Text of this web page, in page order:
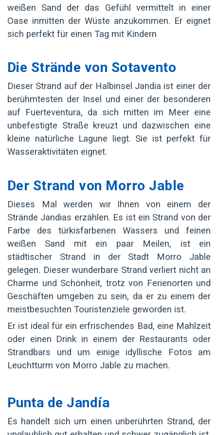
weißen Sand der das Gefühl vermittelt in einer
Oase inmitten der Wüste anzukommen. Er eignet
sich perfekt für einen Tag mit Kindern
Die Strände von Sotavento
Dieser Strand auf der Halbinsel Jandia ist einer der
berühmtesten der Insel und einer der besonderen
auf Fuerteventura, da sich mitten im Meer eine
unbefestigte Straße kreuzt und dazwischen eine
kleine natürliche Lagune liegt. Sie ist perfekt für
Wasseraktivitäten eignet.
Der Strand von Morro Jable
Dieses Mal werden wir Ihnen von einem der
Strände Jandias erzählen. Es ist ein Strand von der
Farbe des türkisfarbenen Wassers und feinen
weißen Sand mit ein paar Meilen, ist ein
städtischer Strand in der Stadt Morro Jable
gelegen. Dieser wunderbare Strand verliert nicht an
Charme und Schönheit, trotz von Ferienorten und
Geschäften umgeben zu sein, da er zu einem der
meistbesuchten Touristenziele geworden ist.
Er ist ideal für ein erfrischendes Bad, eine Mahlzeit
oder einen Drink in einem der Restaurants oder
Strandbars und um einige idyllische Fotos am
Leuchtturm von Morro Jable zu machen.
Punta de Jandía
Es handelt sich um einen unberührten Strand, der